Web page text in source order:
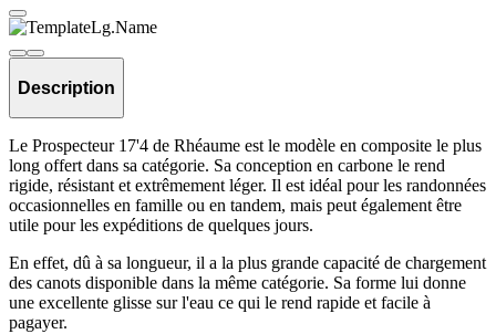
Description
Le Prospecteur 17'4 de Rhéaume est le modèle en composite le plus
long offert dans sa catégorie. Sa conception en carbone le rend
rigide, résistant et extrêmement léger. Il est idéal pour les randonnées
occasionnelles en famille ou en tandem, mais peut également être
utile pour les expéditions de quelques jours.
En effet, dû à sa longueur, il a la plus grande capacité de chargement
des canots disponible dans la même catégorie. Sa forme lui donne
une excellente glisse sur l'eau ce qui le rend rapide et facile à
pagayer.